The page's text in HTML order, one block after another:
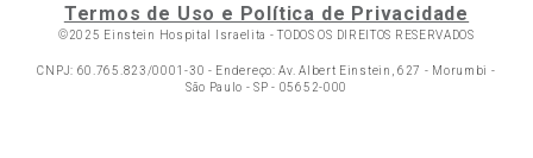
Termos de Uso e Política de Privacidade
©2025 Einstein Hospital Israelita -TODOS OS DIREITOS RESERVADOS
CNPJ: 60.765.823/0001-30 - Endereço: Av. Albert Einstein, 627 - Morumbi -
São Paulo - SP - 05652-000